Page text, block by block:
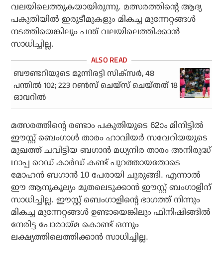
വലയിലെത്തുകയായിരുന്നു. മത്സരത്തിന്റെ ആദ്യ
പകുതിയില്‍ ഇരുടീമുകളും മികച്ച മുന്നേറ്റങ്ങള്‍
നടത്തിയെങ്കിലും പന്ത് വലയിലെത്തിക്കാന്‍
സാധിച്ചില്ല.
ബൗണ്ടറിയുടെ മൂന്നിരട്ടി സിക്‌സര്‍, 48
പന്തില്‍ 102; 223 റണ്‍സ് ചെയ്‌സ് ചെയ്തത് 18
ഓവറില്‍
മത്സരത്തിന്റെ രണ്ടാം പകുതിയുടെ 62ാം മിനിട്ടില്‍
ഈസ്റ്റ് ബെംഗാള്‍ താരം ഹാവിയര്‍ സവേറിയയുടെ
മുഖത്ത് ചവിട്ടിയ ബഗാന്‍ മധ്യനിര താരം അനിരുദ്ധ്
ഥാപ്പ റെഡ് കാര്‍ഡ് കണ്ട് പുറത്തായതോടെ
മോഹന്‍ ബഗാന്‍ 10 പേരായി ചുരുങ്ങി. എന്നാല്‍
ഈ ആനുകൂല്യം മുതലെടുക്കാന്‍ ഈസ്റ്റ് ബംഗാളിന്
സാധിച്ചില്ല. ഈസ്റ്റ് ബെംഗാളിന്റെ ഭാഗത്ത് നിന്നും
മികച്ച മുന്നേറ്റങ്ങള്‍ ഉണ്ടായെങ്കിലും ഫിനിഷിങ്ങില്‍
നേരിട്ട പോരായ്മ കൊണ്ട് ഒന്നും
ലക്ഷ്യത്തിലെത്തിക്കാന്‍ സാധിച്ചില്ല.